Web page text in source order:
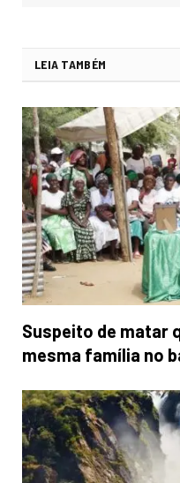
LEIA TAMBÉM
Suspeito de matar
mesma família no